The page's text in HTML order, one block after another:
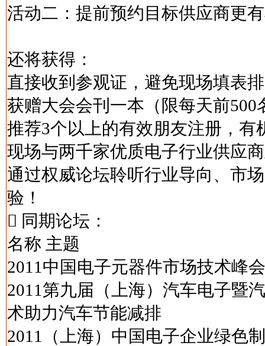
活动二：提前预约目标供应商更
还将获得：
直接收到参观证，避免现场填表
获赠大会会刊一本（限每天前500
推荐3个以上的有效朋友注册，
现场与两千家优质电子行业供应
通过权威论坛聆听行业导向、市
验！
 同期论坛：
名称 主题
2011中国电子元器件市场技术峰
2011第九届（上海）汽车电子暨
术助力汽车节能减排
2011（上海）中国电子企业绿色